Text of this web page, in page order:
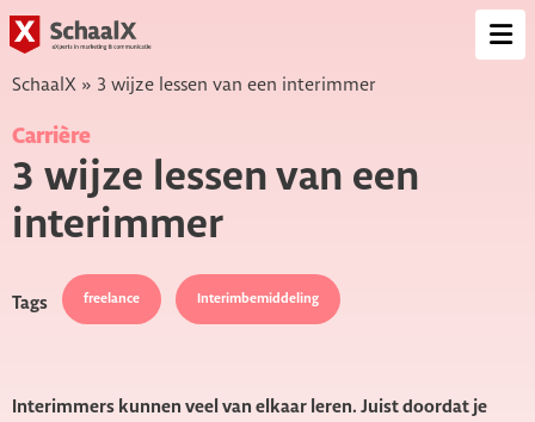
SchaalX » 3 wijze lessen van een interimmer
Carrière
3 wijze lessen van een
interimmer
Tags freelance Interimbemiddeling
Interimmers kunnen veel van elkaar leren. Juist doordat je